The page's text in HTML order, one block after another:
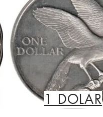
1 DOLAR